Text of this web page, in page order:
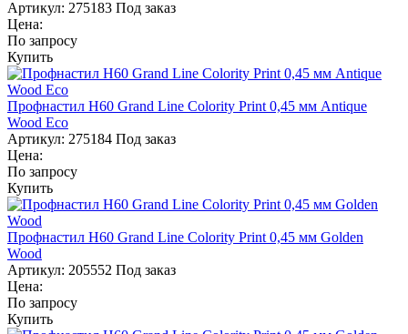
Артикул: 275183 Под заказ
Цена:
По запросу
Купить
Профнастил Н60 Grand Line Colority Print 0,45 мм Antique
Wood Eco
Артикул: 275184 Под заказ
Цена:
По запросу
Купить
Профнастил Н60 Grand Line Colority Print 0,45 мм Golden
Wood
Артикул: 205552 Под заказ
Цена:
По запросу
Купить